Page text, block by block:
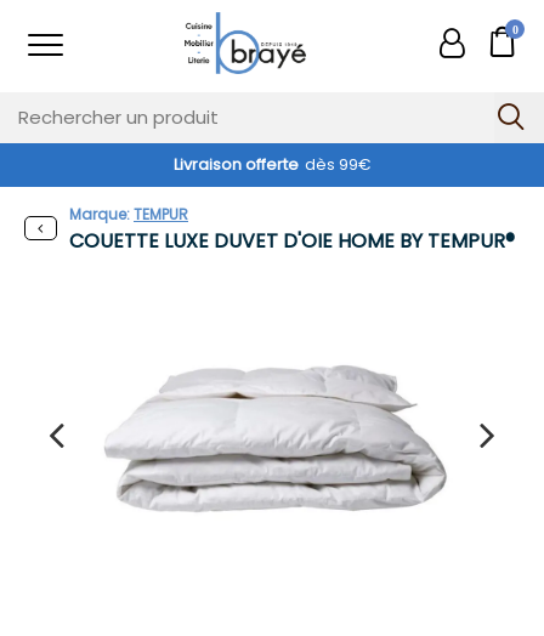
0
Livraison offerte dès 99€
COUETTE LUXE DUVET D'OIE HOME BY TEMPUR®
Marque:TEMPUR